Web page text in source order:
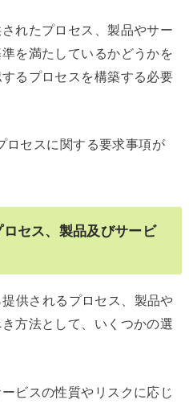
れたプロセス、製品やサー
を満たしているかどうかを
るプロセスを構築する必要
ロセスに関する要求事項が
セス、製品及びサービ
供されるプロセス、製品や
方法として、いくつかの選
ビスの性質やリスクに応じ